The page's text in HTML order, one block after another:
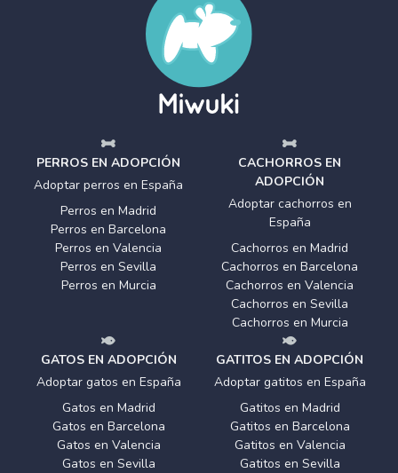
PERROS EN ADOPCIÓN
Adoptar perros en España
Perros en Madrid
Perros en Barcelona
Perros en Valencia
Perros en Sevilla
Perros en Murcia
CACHORROS EN
ADOPCIÓN
Adoptar cachorros en
España
Cachorros en Madrid
Cachorros en Barcelona
Cachorros en Valencia
Cachorros en Sevilla
Cachorros en Murcia
GATOS EN ADOPCIÓN
Adoptar gatos en España
Gatos en Madrid
Gatos en Barcelona
Gatos en Valencia
Gatos en Sevilla
GATITOS EN ADOPCIÓN
Adoptar gatitos en España
Gatitos en Madrid
Gatitos en Barcelona
Gatitos en Valencia
Gatitos en Sevilla